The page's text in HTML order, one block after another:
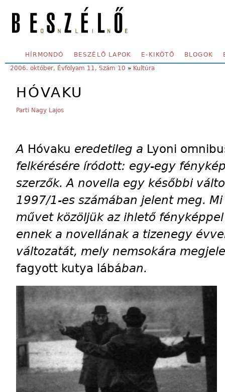
SECONDARY MENU
HÍRMONDÓ BESZÉLŐ LAPOK E-KIKÖTŐ BLOGOK
YOU ARE HERE:
2006. október, Évfolyam 11, Szám 10 » Kultúra
HÓVAKU
Parti Nagy Lajos
A Hóvaku eredetileg a Lyoni
felkérésére íródott: egy-egy
szerzők. A novella egy későbbi
1997/1-es számában jelent meg.
művet közöljük az ihlető
ennek a novellának a tizenegy
változatát, mely nemsokára
fagyott kutya lábában.